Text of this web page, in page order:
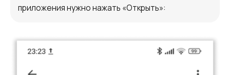
SMS-рассылки
Синтез речи
приложения нужно нажать «Открыть»: